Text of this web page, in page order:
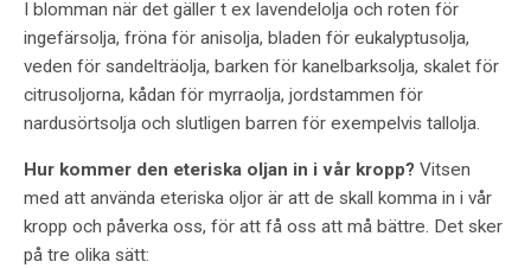
I blomman när det gäller t ex lavendelolja och roten för
ingefärsolja, fröna för anisolja, bladen för eukalyptusolja,
veden för sandelträolja, barken för kanelbarksolja, skalet för
citrusoljorna, kådan för myrraolja, jordstammen för
nardusörtsolja och slutligen barren för exempelvis tallolja.
Hur kommer den eteriska oljan in i vår kropp? Vitsen
med att använda eteriska oljor är att de skall komma in i vår
kropp och påverka oss, för att få oss att må bättre. Det sker
på tre olika sätt: